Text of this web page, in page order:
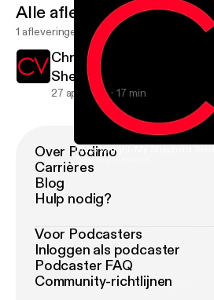
Chris Vaught-My Shepherd
Pressing Onward
Alle afleveringen
1 afleveringen
Chris Vaught-My
Shepherd's Profile" pt 2
27 apr 2016 17 min
Over Podimo
Carrières
Blog
Hulp nodig?
Voor Podcasters
Inloggen als podcaster
Podcaster FAQ
Community-richtlijnen